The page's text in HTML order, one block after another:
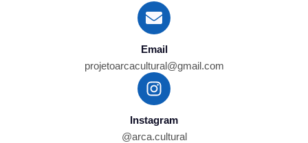
Email
projetoarcacultural@gmail.com
Instagram
@arca.cultural